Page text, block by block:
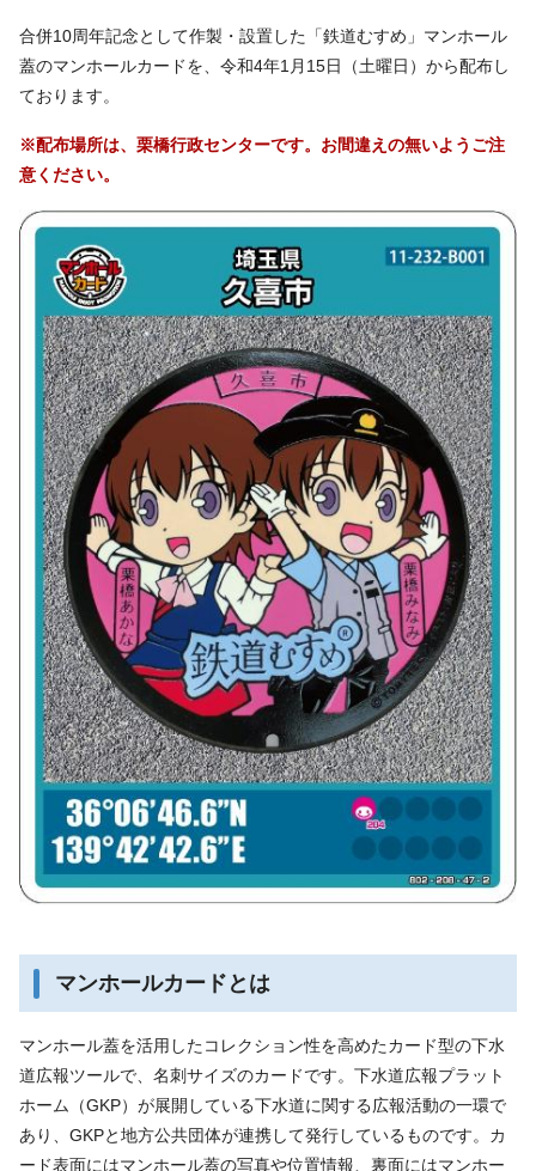
合併10周年記念として作製・設置した「鉄道むすめ」マンホール
蓋のマンホールカードを、令和4年1月15日（土曜日）から配布し
ております。
※配布場所は、栗橋行政センターです。お間違えの無いようご注
意ください。
マンホールカードとは
マンホール蓋を活用したコレクション性を高めたカード型の下水
道広報ツールで、名刺サイズのカードです。下水道広報プラット
ホーム（GKP）が展開している下水道に関する広報活動の一環で
あり、GKPと地方公共団体が連携して発行しているものです。カ
ード表面にはマンホール蓋の写真や位置情報、裏面にはマンホー